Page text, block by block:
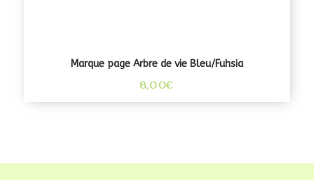
Marque page Arbre de vie Bleu/Fuhsia
8,00€